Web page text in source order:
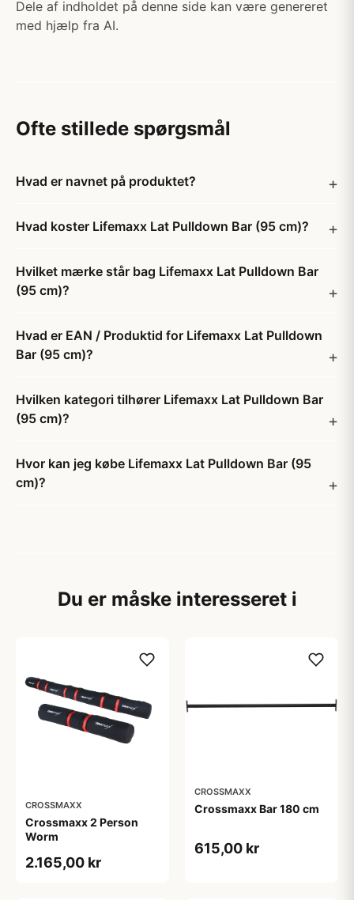
Dele af indholdet på denne side kan være genereret
med hjælp fra AI.
Ofte stillede spørgsmål
Hvad er navnet på produktet?
Hvad koster Lifemaxx Lat Pulldown Bar (95 cm)?
Hvilket mærke står bag Lifemaxx Lat Pulldown Bar
(95 cm)?
Hvad er EAN / Produktid for Lifemaxx Lat Pulldown
Bar (95 cm)?
Hvilken kategori tilhører Lifemaxx Lat Pulldown Bar
(95 cm)?
Hvor kan jeg købe Lifemaxx Lat Pulldown Bar (95
cm)?
Du er måske interesseret i
CROSSMAXX
Crossmaxx 2 Person
Worm
2.165,00 kr
CROSSMAXX
Crossmaxx Bar 180 cm
615,00 kr